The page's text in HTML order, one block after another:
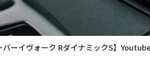
バーイヴォーク RダイナミックS】